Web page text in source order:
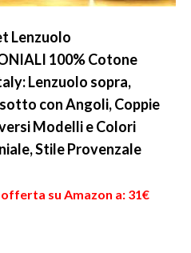
Lenzuolo
100% Cotone
Lenzuolo sopra,
con Angoli, Coppie
Modelli e Colori
Stile Provenzale
offerta su Amazon a: 31€